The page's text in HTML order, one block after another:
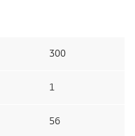
300
1
56